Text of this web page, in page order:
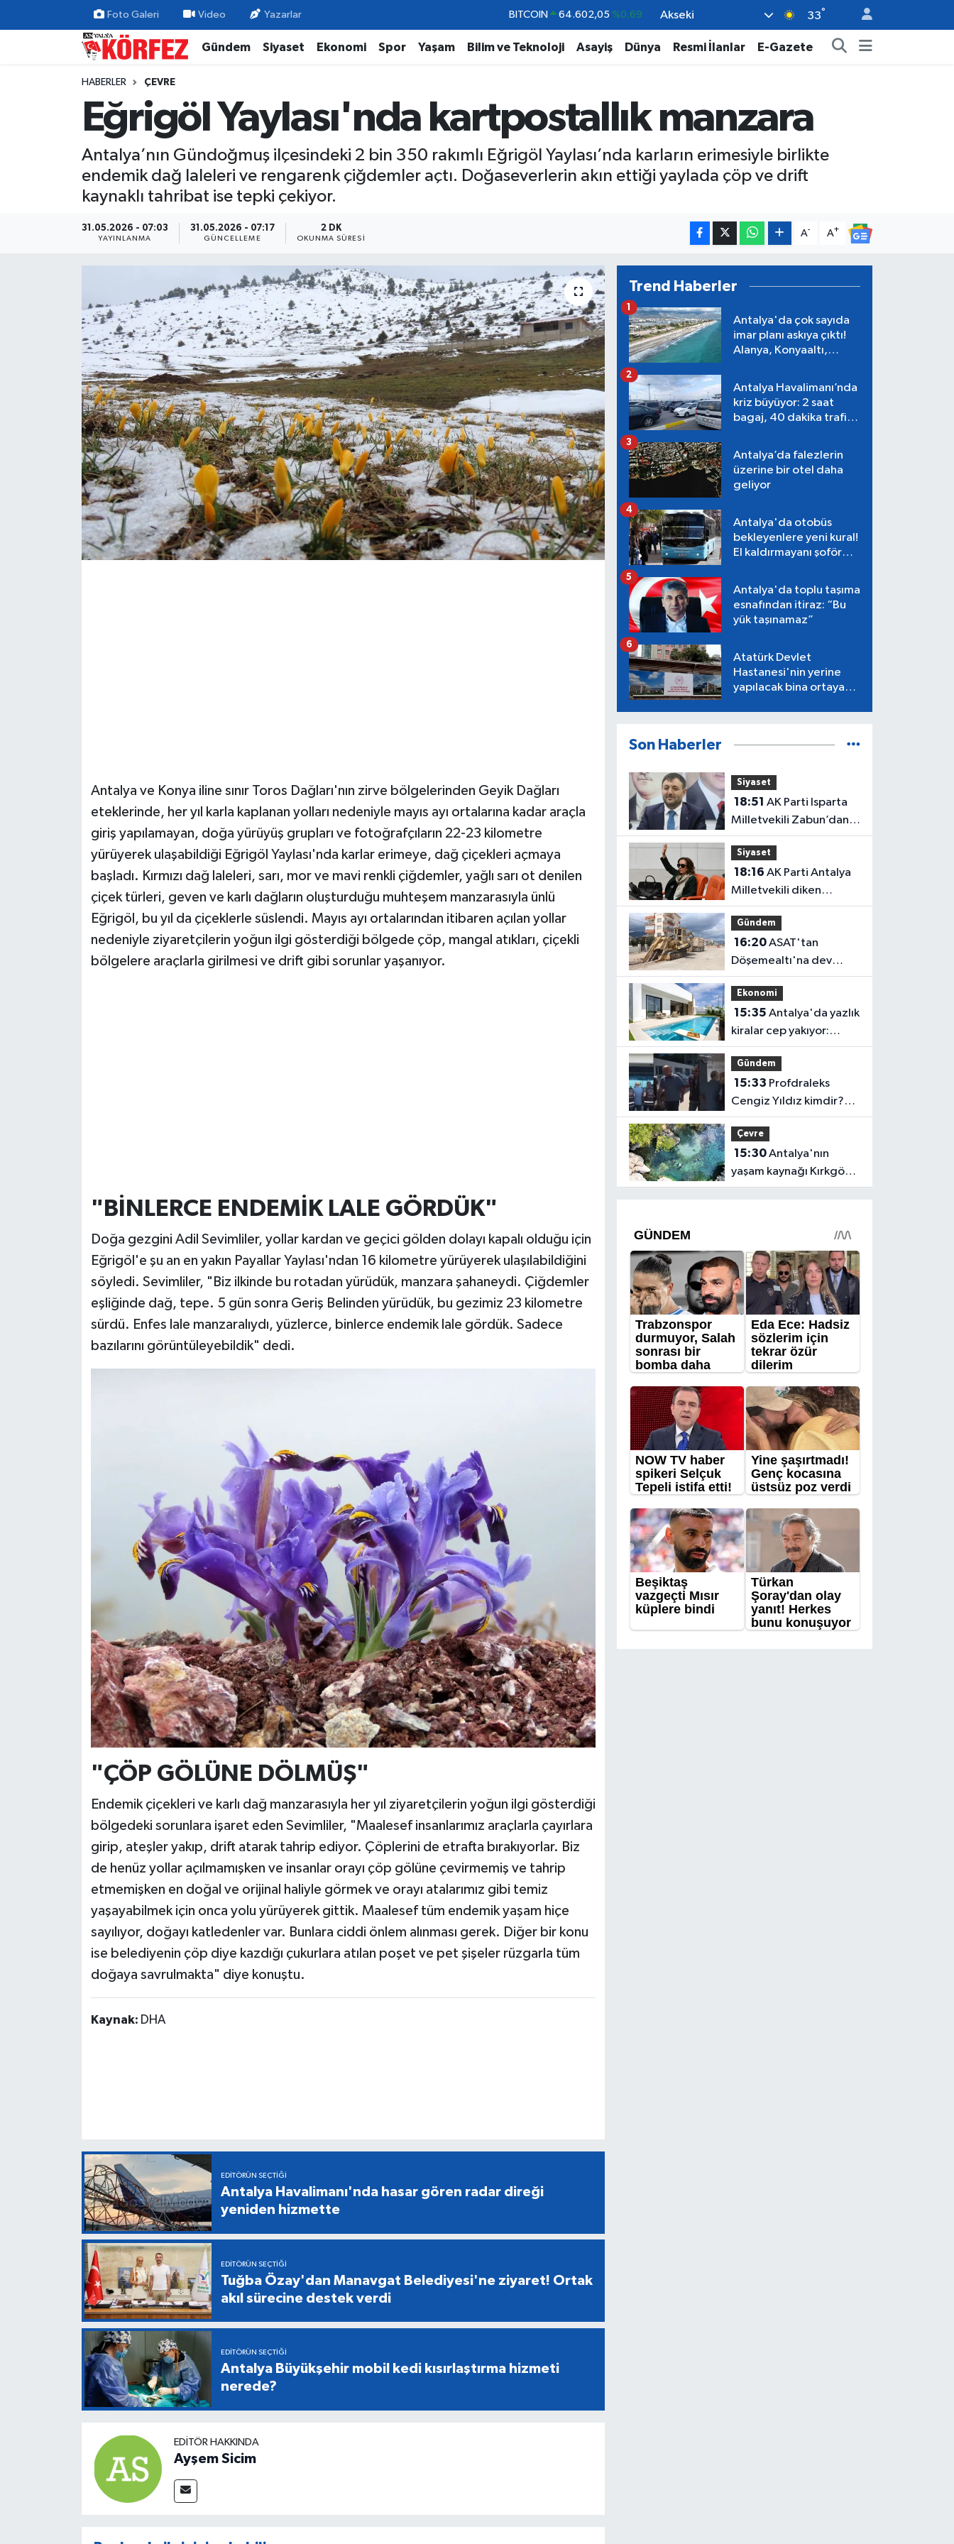
Foto Galeri Video Yazarlar DOLAR 47,5986 %0.06
EURO 55,0700 %0.1
BİST100 13.768 %48
Akseki 33°
Gündem Siyaset Ekonomi Spor Yaşam Bilim ve Teknoloji Asayiş Dünya Resmi İlanlar E-Gazete
HABERLER ÇEVRE
Eğrigöl Yaylası'nda kartpostallık manzara
Antalya’nın Gündoğmuş ilçesindeki 2 bin 350 rakımlı Eğrigöl Yaylası’nda karların erimesiyle birlikte
endemik dağ laleleri ve rengarenk çiğdemler açtı. Doğaseverlerin akın ettiği yaylada çöp ve drift
kaynaklı tahribat ise tepki çekiyor.
31.05.2026 - 07:03
YAYINLANMA
31.05.2026 - 07:17
GÜNCELLEME
2 DK
OKUNMA SÜRESI
A- A+
Antalya ve Konya iline sınır Toros Dağları'nın zirve bölgelerinden Geyik Dağları
eteklerinde, her yıl karla kaplanan yolları nedeniyle mayıs ayı ortalarına kadar araçla
giriş yapılamayan, doğa yürüyüş grupları ve fotoğrafçıların 22-23 kilometre
yürüyerek ulaşabildiği Eğrigöl Yaylası'nda karlar erimeye, dağ çiçekleri açmaya
başladı. Kırmızı dağ laleleri, sarı, mor ve mavi renkli çiğdemler, yağlı sarı ot denilen
çiçek türleri, geven ve karlı dağların oluşturduğu muhteşem manzarasıyla ünlü
Eğrigöl, bu yıl da çiçeklerle süslendi. Mayıs ayı ortalarından itibaren açılan yollar
nedeniyle ziyaretçilerin yoğun ilgi gösterdiği bölgede çöp, mangal atıkları, çiçekli
bölgelere araçlarla girilmesi ve drift gibi sorunlar yaşanıyor.
"BİNLERCE ENDEMİK LALE GÖRDÜK"
Doğa gezgini Adil Sevimliler, yollar kardan ve geçici gölden dolayı kapalı olduğu için
Eğrigöl'e şu an en yakın Payallar Yaylası'ndan 16 kilometre yürüyerek ulaşılabildiğini
söyledi. Sevimliler, "Biz ilkinde bu rotadan yürüdük, manzara şahaneydi. Çiğdemler
eşliğinde dağ, tepe. 5 gün sonra Geriş Belinden yürüdük, bu gezimiz 23 kilometre
sürdü. Enfes lale manzaralıydı, yüzlerce, binlerce endemik lale gördük. Sadece
bazılarını görüntüleyebildik" dedi.
"ÇÖP GÖLÜNE DÖLMÜŞ"
Endemik çiçekleri ve karlı dağ manzarasıyla her yıl ziyaretçilerin yoğun ilgi gösterdiği
bölgedeki sorunlara işaret eden Sevimliler, "Maalesef insanlarımız araçlarla çayırlara
girip, ateşler yakıp, drift atarak tahrip ediyor. Çöplerini de etrafta bırakıyorlar. Biz
de henüz yollar açılmamışken ve insanlar orayı çöp gölüne çevirmemiş ve tahrip
etmemişken en doğal ve orijinal haliyle görmek ve orayı atalarımız gibi temiz
yaşayabilmek için onca yolu yürüyerek gittik. Maalesef tüm endemik yaşam hiçe
sayılıyor, doğayı katledenler var. Bunlara ciddi önlem alınması gerek. Diğer bir konu
ise belediyenin çöp diye kazdığı çukurlara atılan poşet ve pet şişeler rüzgarla tüm
doğaya savrulmakta" diye konuştu.
Kaynak: DHA
EDITÖRÜN SEÇTIĞI
Antalya Havalimanı'nda hasar gören radar direği
yeniden hizmette
EDITÖRÜN SEÇTIĞI
Tuğba Özay'dan Manavgat Belediyesi'ne ziyaret! Ortak
akıl sürecine destek verdi
EDITÖRÜN SEÇTIĞI
Antalya Büyükşehir mobil kedi kısırlaştırma hizmeti
nerede?
EDITÖR HAKKINDA
Ayşem Sicim
Trend Haberler
Antalya'da çok sayıda
imar planı askıya çıktı!
Alanya, Konyaaltı,
1
Antalya Havalimanı’nda
kriz büyüyor: 2 saat
bagaj, 40 dakika trafik,
2
Antalya’da falezlerin
üzerine bir otel daha
geliyor
3
Antalya'da otobüs
bekleyenlere yeni kural!
El kaldırmayanı şoför
4
Antalya'da toplu taşıma
esnafından itiraz: “Bu
yük taşınamaz”
5
Atatürk Devlet
Hastanesi'nin yerine
yapılacak bina ortaya
6
Son Haberler
Siyaset
18:51
Milletvekili Zabun’dan
Antalya mesajı: “Ne
dediysek o”
Siyaset
18:16
Milletvekili diken
üstünde!
Gündem
16:20ASAT'tan
Döşemealtı'na dev
yatırım
Ekonomi
15:35
kiralar cep yakıyor:
Günlüğü 65 bin, aylığı
425 bin!
Gündem
15:33
Cengiz Yıldız kimdir?
kaç yaşında, ne iş
yapıyor?
Çevre
15:30Antalya'nın
yaşam kaynağı Kırkgöz
için ortak seferberlik
Gündem
Yerel Yönetim
Ekonomi
Magazin
Kültür ve Sanat
Sivil Toplum
Nöbetçi Eczaneler
Trafik Durumu
Süper Lig Puan Durumu ve Fikstür
Tüm Manşetler
Son Dakika Haberleri